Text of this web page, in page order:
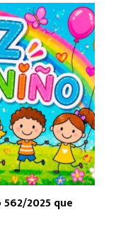
2025 que